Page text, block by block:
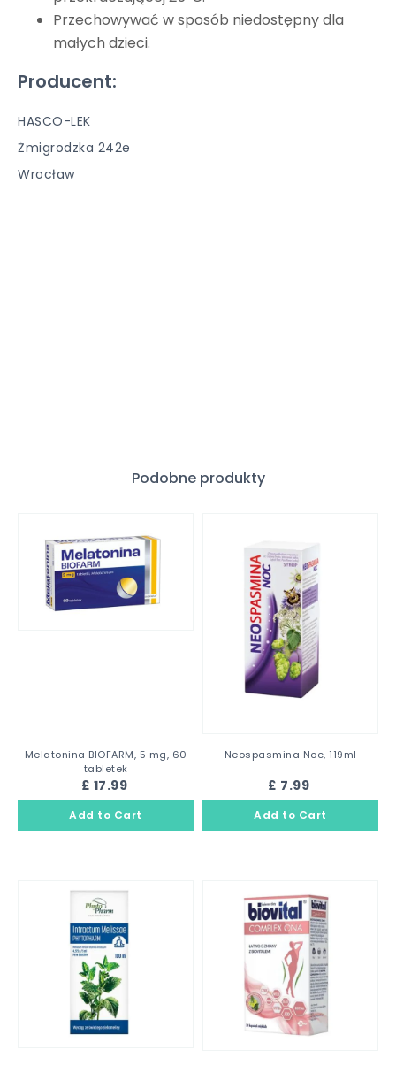
Przechowywać w sposób niedostępny dla
małych dzieci.
Producent:
HASCO-LEK
Żmigrodzka 242e
Wrocław
Podobne produkty
Melatonina BIOFARM, 5 mg, 60
tabletek
£ 17.99
Neospasmina Noc, 119ml
£ 7.99